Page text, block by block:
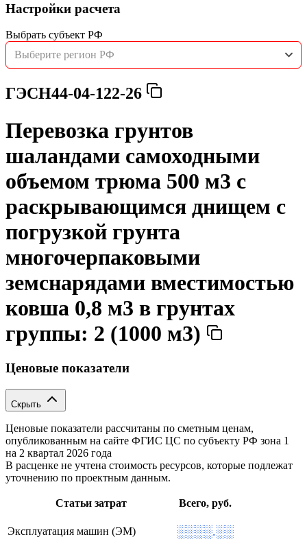
Настройки расчета
Выбрать субъект РФ
Выберите регион РФ
ГЭСН44-04-122-26
Перевозка грунтов
шаландами самоходными
объемом трюма 500 м3 с
раскрывающимся днищем с
погрузкой грунта
многочерпаковыми
земснарядами вместимостью
ковша 0,8 м3 в грунтах
группы: 2 (1000 м3)
Ценовые показатели
Скрыть
Ценовые показатели рассчитаны по сметным ценам,
опубликованным на сайте ФГИС ЦС по субъекту РФ зона 1
на 2 квартал 2026 года
В расценке не учтена стоимость ресурсов, которые подлежат
уточнению по проектным данным.
Статьи затрат Всего, руб.
Эксплуатация машин (ЭМ) ░░░░.░░